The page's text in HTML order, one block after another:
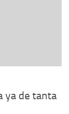
ya de tanta